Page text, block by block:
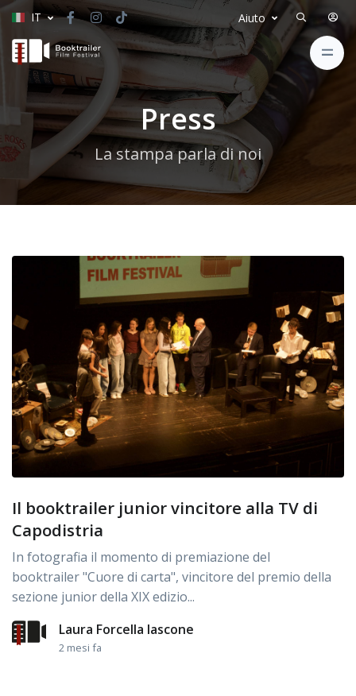
IT Aiuto
Press
La stampa parla di noi
Il booktrailer junior vincitore alla TV di
Capodistria
In fotografia il momento di premiazione del
booktrailer "Cuore di carta", vincitore del premio della
sezione junior della XIX edizio...
Laura Forcella Iascone
2 mesi fa